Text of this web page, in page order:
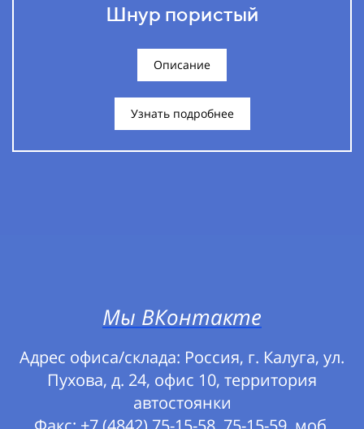
Шнур пористый
Описание
Узнать подробнее
Мы ВКонтакте
Адрес офиса/склада: Россия, г. Калуга, ул.
Пухова, д. 24, офис 10, территория
автостоянки